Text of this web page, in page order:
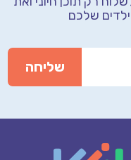
שלכם